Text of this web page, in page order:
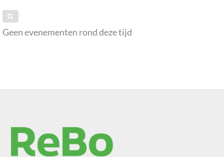
Geen evenementen rond deze tijd